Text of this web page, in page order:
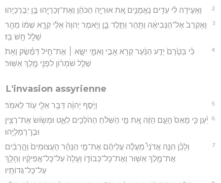
2 וְאָעִ֣ידָה לִּ֔י עֵדִ֖ים נֶאֱמָנִ֑ים אֵ֚ת אוּרִיָּ֣ה הַכֹּהֵ֔ן וְאֶת־זְכַרְיָ֖הוּ בֶּ֥ן יְבֶרֶכְיָֽהוּ׃
3
וָאֶקְרַב֙ אֶל־הַנְּבִיאָ֔ה וַתַּ֖הַר וַתֵּ֣לֶד בֵּ֑ן וַיֹּ֤אמֶר יְהוָה֙ אֵלַ֔י קְרָ֣א שְׁמ֔וֹ מַהֵ֥ר
שָׁלָ֖ל חָ֥שׁ בַּֽז׃
4
כִּ֗י בְּטֶ֙רֶם֙ יֵדַ֣ע הַנַּ֔עַר קְרֹ֖א אָבִ֣י וְאִמִּ֑י יִשָּׂ֣א ׀ אֶת־חֵ֣יל דַּמֶּ֗שֶׂק וְאֵת֙
שְׁלַ֣ל שֹׁמְר֔וֹן לִפְנֵ֖י מֶ֥לֶךְ אַשּֽׁוּר׃
L'invasion assyrienne
5 וַיֹּ֣סֶף יְהוָ֔ה דַּבֵּ֥ר אֵלַ֛י ע֖וֹד לֵאמֹֽר׃
6
יַ֗עַן כִּ֤י מָאַס֙ הָעָ֣ם הַזֶּ֔ה אֵ֚ת מֵ֣י הַשִּׁלֹ֔חַ הַהֹלְכִ֖ים לְאַ֑ט וּמְשׂ֥וֹשׂ אֶת־רְצִ֖ין
וּבֶן־רְמַלְיָֽהוּ׃
7
וְלָכֵ֡ן הִנֵּ֣ה אֲדֹנָי֩ מַעֲלֶ֨ה עֲלֵיהֶ֜ם אֶת־מֵ֣י הַנָּהָ֗ר הָעֲצוּמִים֙ וְהָ֣רַבִּ֔ים
אֶת־מֶ֥לֶךְ אַשּׁ֖וּר וְאֶת־כָּל־כְּבוֹד֑וֹ וְעָלָה֙ עַל־כָּל־אֲפִיקָ֔יו וְהָלַ֖ךְ
עַל־כָּל־גְּדוֹתָֽיו׃